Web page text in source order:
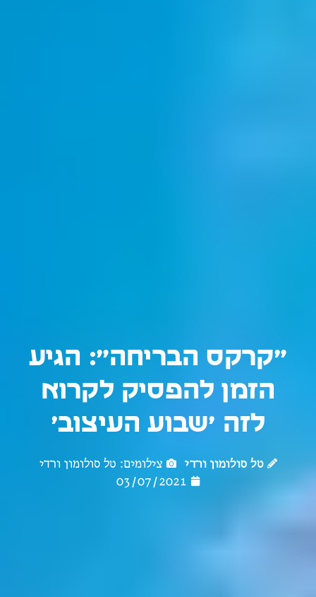
״קרקס הבריחה״: הגיע
הזמן להפסיק לקרוא
לזה ׳שבוע העיצוב׳
טל סולומון ורדי
צילומים: טל סולומון ורדי
03/07/2021